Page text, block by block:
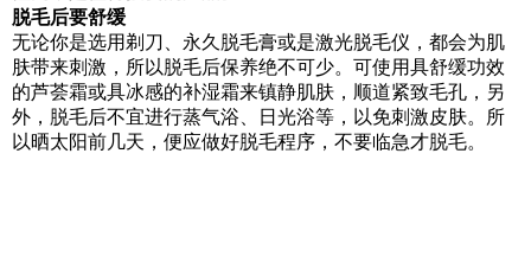
脱毛后要舒缓
无论你是选用剃刀、永久脱毛膏或是激光脱毛仪 ，都会为肌
肤带来刺激，所以脱毛后保养绝不可少。可使用具舒缓功效
的芦荟霜或具冰感的补湿霜来镇静肌肤，顺道紧致毛孔，另
外，脱毛后不宜进行蒸气浴、日光浴等，以免刺激皮肤。所
以晒太阳前几天，便应做好脱毛程序，不要临急才脱毛。